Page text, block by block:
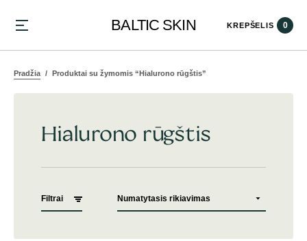
BALTIC SKIN KREPŠELIS 0
Pradžia Produktai su žymomis “Hialurono rūgštis”
Hialurono rūgštis
Filtrai